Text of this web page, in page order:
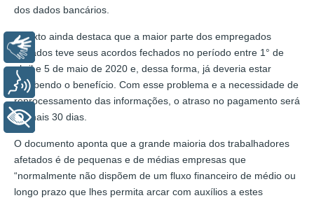
dos dados bancários.
O texto ainda destaca que a maior parte dos empregados
afetados teve seus acordos fechados no período entre 1° de
abril e 5 de maio de 2020 e, dessa forma, já deveria estar
recebendo o benefício. Com esse problema e a necessidade de
reprocessamento das informações, o atraso no pagamento será
de mais 30 dias.
O documento aponta que a grande maioria dos trabalhadores
afetados é de pequenas e de médias empresas que
“normalmente não dispõem de um fluxo financeiro de médio ou
longo prazo que lhes permita arcar com auxílios a estes
Libras
Voz
+ Acessibilidade